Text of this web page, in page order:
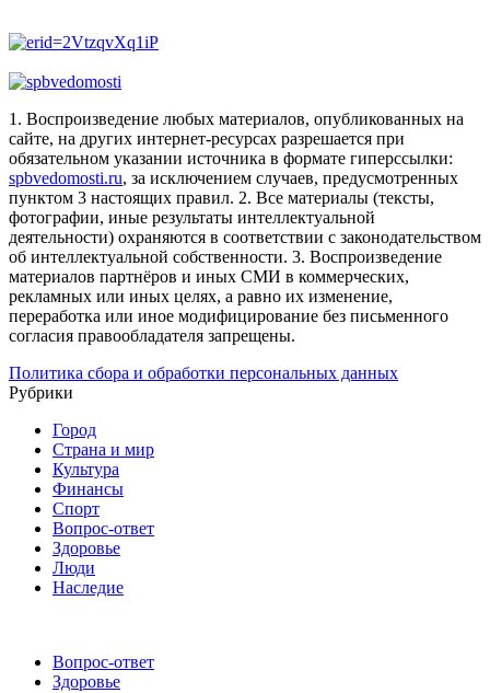
1. Воспроизведение любых материалов, опубликованных на
сайте, на других интернет-ресурсах разрешается при
обязательном указании источника в формате гиперссылки:
spbvedomosti.ru, за исключением случаев, предусмотренных
пунктом 3 настоящих правил. 2. Все материалы (тексты,
фотографии, иные результаты интеллектуальной
деятельности) охраняются в соответствии с законодательством
об интеллектуальной собственности. 3. Воспроизведение
материалов партнёров и иных СМИ в коммерческих,
рекламных или иных целях, а равно их изменение,
переработка или иное модифицирование без письменного
согласия правообладателя запрещены.
Политика сбора и обработки персональных данных
Рубрики
Город
Страна и мир
Культура
Финансы
Спорт
Вопрос-ответ
Здоровье
Люди
Наследие
Вопрос-ответ
Здоровье